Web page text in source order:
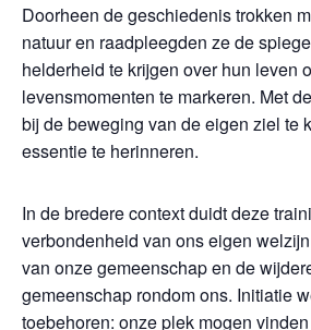
Doorheen de geschiedenis trokken
natuur en raadpleegden ze de
helderheid te krijgen over hun leven
levensmomenten te markeren. Met
bij de beweging van de eigen ziel te
essentie te herinneren.
In de bredere context duidt deze
verbondenheid van ons eigen
van onze gemeenschap en de
gemeenschap rondom ons. Initiatie
toebehoren: onze plek mogen